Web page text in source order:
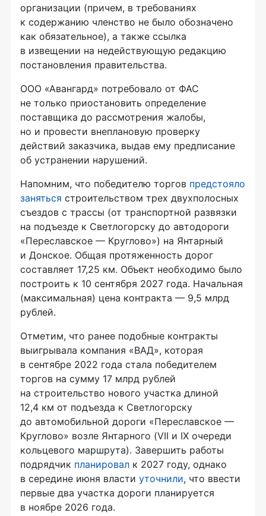
организации (причем, в требованиях
к содержанию членство не было обозначено
как обязательное), а также ссылка
в извещении на недействующую редакцию
постановления правительства.
ООО «Авангард» потребовало от ФАС
не только приостановить определение
поставщика до рассмотрения жалобы,
но и провести внеплановую проверку
действий заказчика, выдав ему предписание
об устранении нарушений.
Напомним, что победителю торгов предстояло
заняться строительством трех двухполосных
съездов с трассы (от транспортной развязки
на подъезде к Светлогорску до автодороги
«Переславское — Круглово») на Янтарный
и Донское. Общая протяженность дорог
составляет 17,25 км. Объект необходимо было
построить к 10 сентября 2027 года. Начальная
(максимальная) цена контракта — 9,5 млрд
рублей.
Отметим, что ранее подобные контракты
выигрывала компания «ВАД», которая
в сентябре 2022 года стала победителем
торгов на сумму 17 млрд рублей
на строительство нового участка длиной
12,4 км от подъезда к Светлогорску
до автомобильной дороги «Переславское —
Круглово» возле Янтарного (VII и IX очереди
кольцевого маршрута). Завершить работы
подрядчик планировал к 2027 году, однако
в середине июня власти уточнили, что ввести
первые два участка дороги планируется
в ноябре 2026 года.